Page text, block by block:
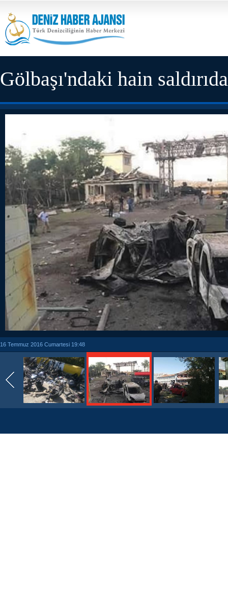
Gölbaşı'ndaki hain
16 Temmuz 2016 Cumartesi 19:48